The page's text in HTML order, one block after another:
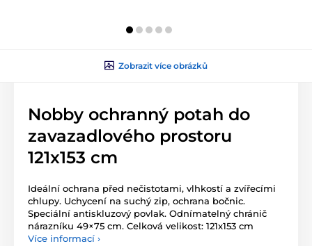
Zobrazit více obrázků
Nobby ochranný potah do
zavazadlového prostoru
121x153 cm
Ideální ochrana před nečistotami, vlhkostí a zvířecími
chlupy. Uchycení na suchý zip, ochrana bočnic.
Speciální antiskluzový povlak. Odnímatelný chránič
nárazníku 49×75 cm. Celková velikost: 121x153 cm
Více informací ›